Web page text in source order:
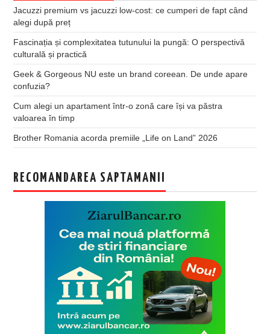
Jacuzzi premium vs jacuzzi low-cost: ce cumperi de fapt când
alegi după preț
Fascinația și complexitatea tutunului la pungă: O perspectivă
culturală și practică
Geek & Gorgeous NU este un brand coreean. De unde apare
confuzia?
Cum alegi un apartament într-o zonă care își va păstra
valoarea în timp
Brother Romania acorda premiile „Life on Land” 2026
RECOMANDAREA SAPTAMANII